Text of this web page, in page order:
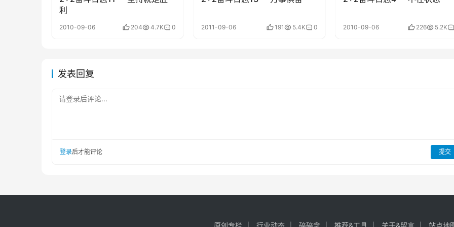
利
2010-09-06 204 4.7K 0 2011-09-06 191 5.4K 0 2010-09-06 226 5.2K
发表回复
请登录后评论...
登录后才能评论 提交
原创专栏 行业动态 碎碎念 推荐&工具 关于&留言 站点地